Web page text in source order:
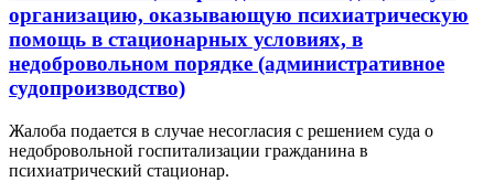
организацию, оказывающую психиатрическую
помощь в стационарных условиях, в
недобровольном порядке (административное
судопроизводство)
Жалоба подается в случае несогласия с решением суда о
недобровольной госпитализации гражданина в
психиатрический стационар.